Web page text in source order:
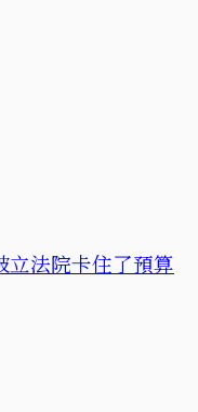
立法院卡住了預算